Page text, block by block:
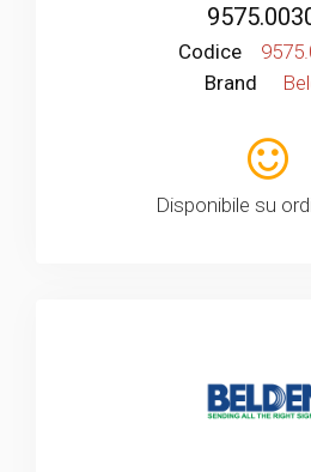
Codice
Brand
Disponibile su